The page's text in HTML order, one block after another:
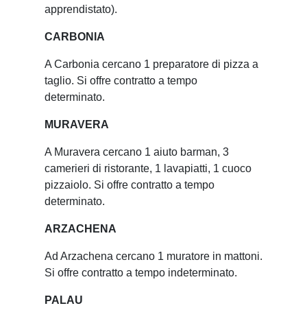
apprendistato).
CARBONIA
A Carbonia cercano 1 preparatore di pizza a
taglio. Si offre contratto a tempo
determinato.
MURAVERA
A Muravera cercano 1 aiuto barman, 3
camerieri di ristorante, 1 lavapiatti, 1 cuoco
pizzaiolo. Si offre contratto a tempo
determinato.
ARZACHENA
Ad Arzachena cercano 1 muratore in mattoni.
Si offre contratto a tempo indeterminato.
PALAU